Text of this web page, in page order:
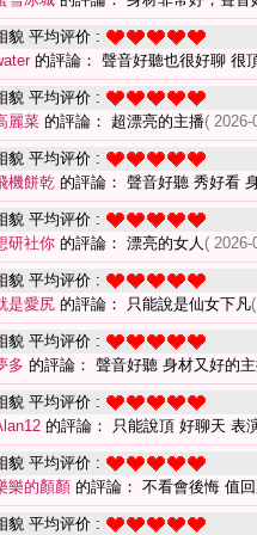
貌 平均评价 :
的評論： 聲音好聽也很好聊 很
貌 平均评价 :
麗菜 的評論： 超漂亮的主播(
貌 平均评价 :
機餅乾 的評論： 聲音好聽 秀好看
貌 平均评价 :
研社你 的評論： 漂亮的女人 (
貌 平均评价 :
是愛尻 的評論： 只能說是仙女下凡
貌 平均评价 :
多 的評論： 聲音好聽 身材又好的
貌 平均评价 :
的評論： 只能說頂 好聊天 表
貌 平均评价 :
樂的顏顏 的評論： 不看會後悔 值
貌 平均评价 :